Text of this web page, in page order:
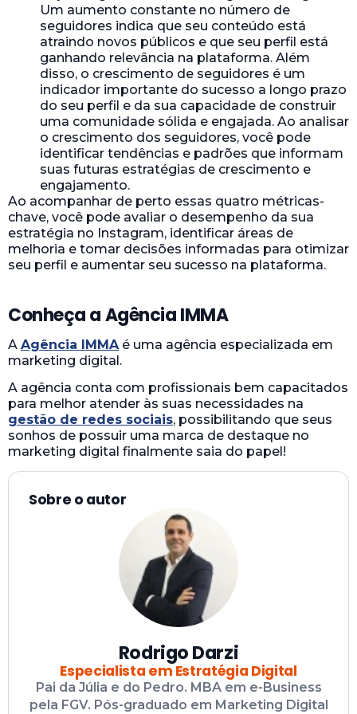
Um aumento constante no número de
seguidores indica que seu conteúdo está
atraindo novos públicos e que seu perfil está
ganhando relevância na plataforma. Além
disso, o crescimento de seguidores é um
indicador importante do sucesso a longo prazo
do seu perfil e da sua capacidade de construir
uma comunidade sólida e engajada. Ao analisar
o crescimento dos seguidores, você pode
identificar tendências e padrões que informam
suas futuras estratégias de crescimento e
engajamento.
Ao acompanhar de perto essas quatro métricas-
chave, você pode avaliar o desempenho da sua
estratégia no Instagram, identificar áreas de
melhoria e tomar decisões informadas para otimizar
seu perfil e aumentar seu sucesso na plataforma.
Conheça a Agência IMMA
A Agência IMMA é uma agência especializada em
marketing digital.
A agência conta com profissionais bem capacitados
para melhor atender às suas necessidades na
gestão de redes sociais, possibilitando que seus
sonhos de possuir uma marca de destaque no
marketing digital finalmente saia do papel!
Sobre o autor
Rodrigo Darzi
Especialista em Estratégia Digital
Pai da Júlia e do Pedro. MBA em e-Business
pela FGV. Pós-graduado em Marketing Digital